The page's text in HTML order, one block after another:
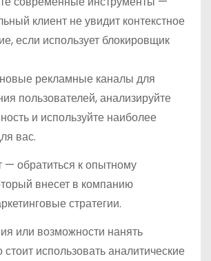
клиент не увидит контекстное
если использует блокировщик
рекламные каналы для
пользователей, анализируйте
и используйте наиболее
вас.
— обратиться к опытному
внесет в компанию
стратегии.
или возможности нанять
стоит использовать аналитические